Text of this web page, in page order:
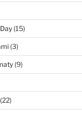
(15)
(3)
(9)